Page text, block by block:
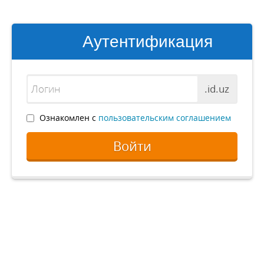
Аутентификация
.id.uz
Ознакомлен с пользовательским соглашением
Войти